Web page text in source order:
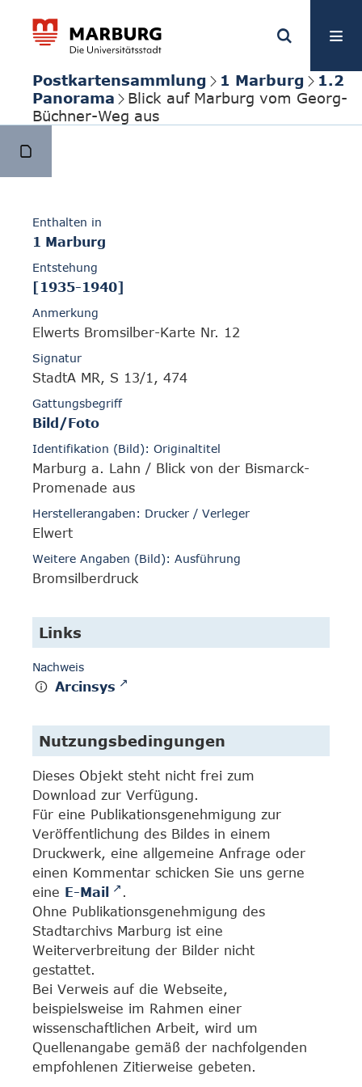
Postkartensammlung 1 Marburg
1.2
Panorama
Blick auf Marburg vom Georg-
Büchner-Weg aus
Enthalten in
1 Marburg
Entstehung
[1935-1940]
Anmerkung
Elwerts Bromsilber-Karte Nr. 12
Signatur
StadtA MR, S 13/1, 474
Gattungsbegriff
Bild/Foto
Identifikation (Bild): Originaltitel
Marburg a. Lahn / Blick von der Bismarck-
Promenade aus
Herstellerangaben: Drucker / Verleger
Elwert
Weitere Angaben (Bild): Ausführung
Bromsilberdruck
Links
Nachweis
Arcinsys
Nutzungsbedingungen
Dieses Objekt steht nicht frei zum
Download zur Verfügung.
Für eine Publikationsgenehmigung zur
Veröffentlichung des Bildes in einem
Druckwerk, eine allgemeine Anfrage oder
einen Kommentar schicken Sie uns gerne
eine E-Mail
.
Ohne Publikationsgenehmigung des
Stadtarchivs Marburg ist eine
Weiterverbreitung der Bilder nicht
gestattet.
Bei Verweis auf die Webseite,
beispielsweise im Rahmen einer
wissenschaftlichen Arbeit, wird um
Quellenangabe gemäß der nachfolgenden
empfohlenen Zitierweise gebeten.